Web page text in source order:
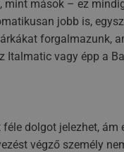
mások – ez
jobb is,
forgalmazunk,
Italmatic vagy épp a
féle dolgot jelezhet,
végző személy